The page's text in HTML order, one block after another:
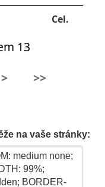
Cel.
13
> >>
na vaše stránky: